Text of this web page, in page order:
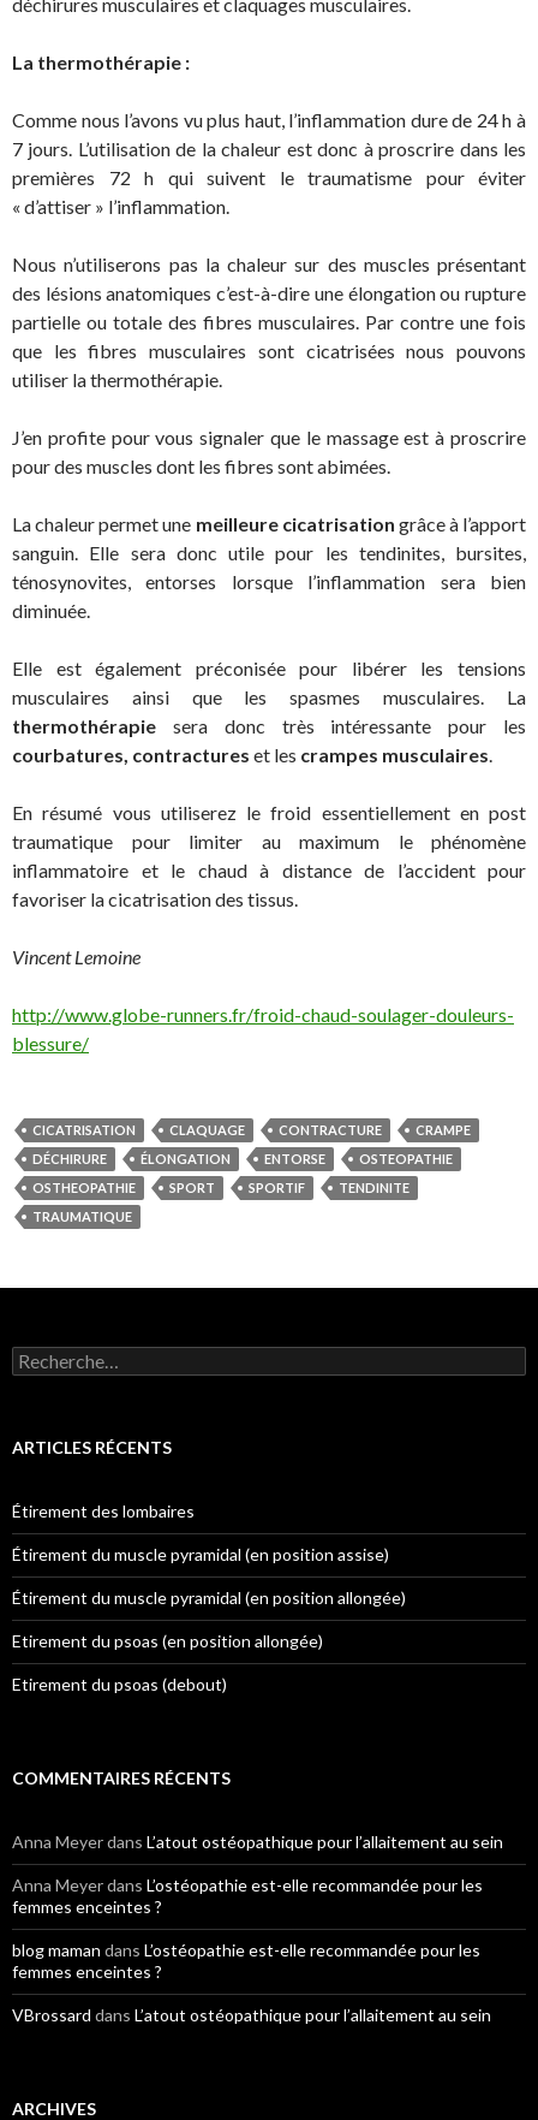
La thermothérapie :
Comme nous l’avons vu plus haut, l’inflammation dure de 24 h à
7 jours. L’utilisation de la chaleur est donc à proscrire dans les
premières 72 h qui suivent le traumatisme pour éviter
« d’attiser » l’inflammation.
Nous n’utiliserons pas la chaleur sur des muscles présentant
des lésions anatomiques c’est-à-dire une élongation ou rupture
partielle ou totale des fibres musculaires. Par contre une fois
que les fibres musculaires sont cicatrisées nous pouvons
utiliser la thermothérapie.
J’en profite pour vous signaler que le massage est à proscrire
pour des muscles dont les fibres sont abimées.
La chaleur permet une meilleure cicatrisation grâce à l’apport
sanguin. Elle sera donc utile pour les tendinites, bursites,
ténosynovites, entorses lorsque l’inflammation sera bien
diminuée.
Elle est également préconisée pour libérer les tensions
musculaires ainsi que les spasmes musculaires. La
thermothérapie sera donc très intéressante pour les
courbatures, contractures et les crampes musculaires.
En résumé vous utiliserez le froid essentiellement en post
traumatique pour limiter au maximum le phénomène
inflammatoire et le chaud à distance de l’accident pour
favoriser la cicatrisation des tissus.
Vincent Lemoine
http://www.globe-runners.fr/froid-chaud-soulager-douleurs-
blessure/
CICATRISATION CLAQUAGE CONTRACTURE
CRAMPE
DÉCHIRURE
ÉLONGATION ENTORSE
OSTEOPATHIE
OSTHEOPATHIE
SPORT SPORTIF
TENDINITE
TRAUMATIQUE
Rechercher :
ARTICLES RÉCENTS
Étirement des lombaires
Étirement du muscle pyramidal (en position assise)
Étirement du muscle pyramidal (en position allongée)
Etirement du psoas (en position allongée)
Etirement du psoas (debout)
COMMENTAIRES RÉCENTS
Anna Meyerdans L’atout ostéopathique pour l’allaitement au sein
Anna Meyerdans L’ostéopathie est-elle recommandée pour les
femmes enceintes ?
blog maman dans L’ostéopathie est-elle recommandée pour les
femmes enceintes ?
VBrossard dans L’atout ostéopathique pour l’allaitement au sein
ARCHIVES